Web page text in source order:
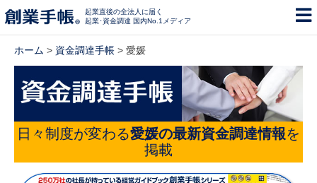
起業直後の全法人に届く
起業･資金調達 国内No.1メディア
ホーム > 資金調達手帳 > 愛媛
日々制度が変わる愛媛の最新資金調達情報を
掲載